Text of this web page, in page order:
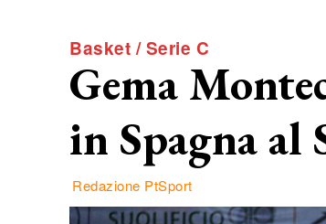
Basket / Serie C
Gema
in Spagna al
Redazione PtSport